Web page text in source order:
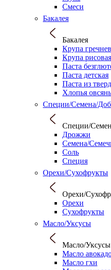
Смеси
Бакалея
Бакалея
Крупа
Крупа рисовая
Паста
Паста детская
Паста из
Хлопья
Специи/Семена/
Специи/
Дрожжи
Семена/
Соль
Специя
Орехи/Сухофрукты
Орехи/
Орехи
Сухофрукты
Масло/Уксусы
Масло/Уксусы
Масло
Масло гхи